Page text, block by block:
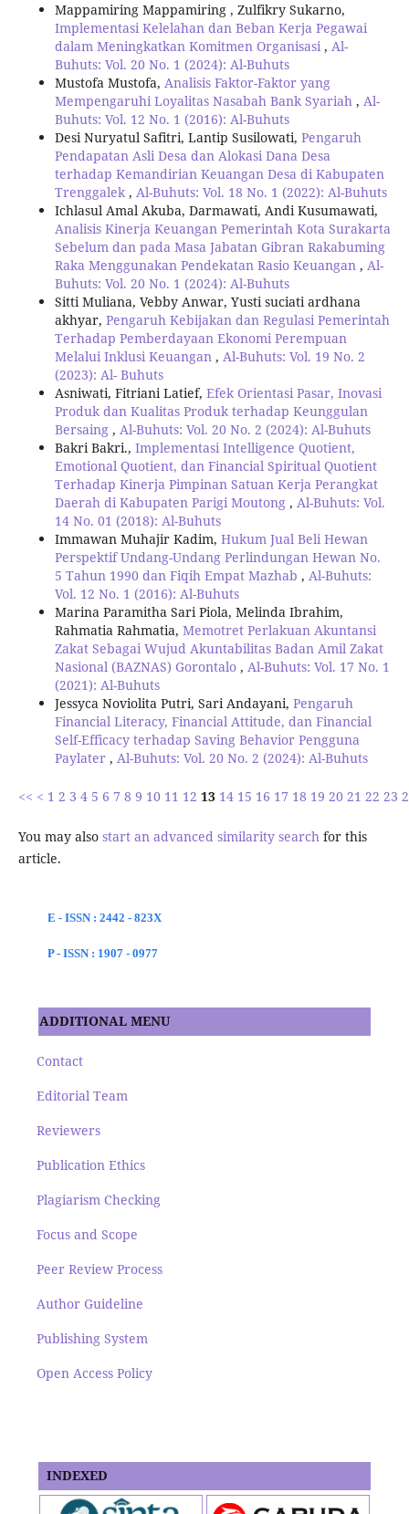
Mappamiring Mappamiring , Zulfikry Sukarno,
Implementasi Kelelahan dan Beban Kerja Pegawai
dalam Meningkatkan Komitmen Organisasi, Al-
Buhuts: Vol. 20 No. 1 (2024): Al-Buhuts
Mustofa Mustofa, Analisis Faktor-Faktor yang
Mempengaruhi Loyalitas Nasabah Bank Syariah , Al-
Buhuts: Vol. 12 No. 1 (2016): Al-Buhuts
Desi Nuryatul Safitri, Lantip Susilowati, Pengaruh
Pendapatan Asli Desa dan Alokasi Dana Desa
terhadap Kemandirian Keuangan Desa di Kabupaten
Trenggalek , Al-Buhuts: Vol. 18 No. 1 (2022): Al-Buhuts
Ichlasul Amal Akuba, Darmawati, Andi Kusumawati,
Analisis Kinerja Keuangan Pemerintah Kota Surakarta
Sebelum dan pada Masa Jabatan Gibran Rakabuming
Raka Menggunakan Pendekatan Rasio Keuangan , Al-
Buhuts: Vol. 20 No. 1 (2024): Al-Buhuts
Sitti Muliana, Vebby Anwar, Yusti suciati ardhana
akhyar, Pengaruh Kebijakan dan Regulasi Pemerintah
Terhadap Pemberdayaan Ekonomi Perempuan
Melalui Inklusi Keuangan , Al-Buhuts: Vol. 19 No. 2
(2023): Al- Buhuts
Asniwati, Fitriani Latief, Efek Orientasi Pasar, Inovasi
Produk dan Kualitas Produk terhadap Keunggulan
Bersaing , Al-Buhuts: Vol. 20 No. 2 (2024): Al-Buhuts
Bakri Bakri., Implementasi Intelligence Quotient,
Emotional Quotient, dan Financial Spiritual Quotient
Terhadap Kinerja Pimpinan Satuan Kerja Perangkat
Daerah di Kabupaten Parigi Moutong , Al-Buhuts: Vol.
14 No. 01 (2018): Al-Buhuts
Immawan Muhajir Kadim, Hukum Jual Beli Hewan
Perspektif Undang-Undang Perlindungan Hewan No.
5 Tahun 1990 dan Fiqih Empat Mazhab , Al-Buhuts:
Vol. 12 No. 1 (2016): Al-Buhuts
Marina Paramitha Sari Piola, Melinda Ibrahim,
Rahmatia Rahmatia, Memotret Perlakuan Akuntansi
Zakat Sebagai Wujud Akuntabilitas Badan Amil Zakat
Nasional (BAZNAS) Gorontalo , Al-Buhuts: Vol. 17 No. 1
(2021): Al-Buhuts
Jessyca Noviolita Putri, Sari Andayani, Pengaruh
Financial Literacy, Financial Attitude, dan Financial
Self-Efficacy terhadap Saving Behavior Pengguna
Paylater , Al-Buhuts: Vol. 20 No. 2 (2024): Al-Buhuts
<< < 1 2 3 4 5 6 7 8 9 10 11 12 13 14 15 16 17 18 19 20 21 22 23
You may also start an advanced similarity searchfor this
article.
E - ISSN : 2442 - 823X
P - ISSN : 1907 - 0977
ADDITIONAL MENU
Contact
Editorial Team
Reviewers
Publication Ethics
Plagiarism Checking
Focus and Scope
Peer Review Process
Author Guideline
Publishing System
Open Access Policy
INDEXED